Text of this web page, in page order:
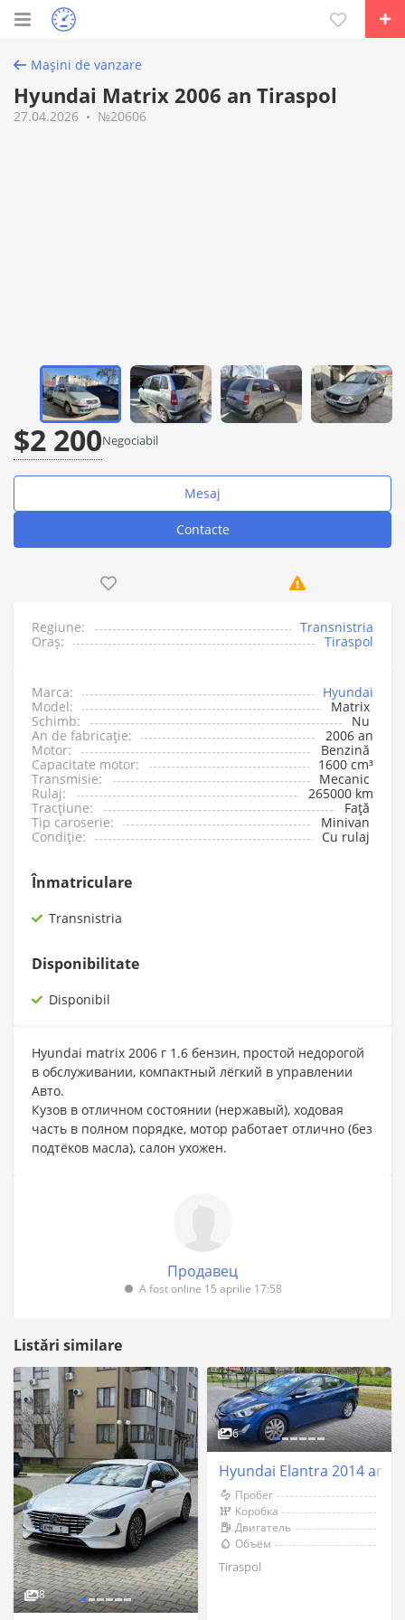
Mașini de vanzare
Hyundai Matrix 2006 an Tiraspol
27.04.2026 №20606
$2 200Negociabil
Mesaj
Contacte
Regiune:
Transnistria
Oraș:
Tiraspol
Marca:
Hyundai
Model:
Matrix
Schimb:
Nu
An de fabricație:
2006 an
Motor:
Benzină
Capacitate motor:
1600 cm³
Transmisie:
Mecanic
Rulaj:
265000 km
Tracțiune:
Față
Tip caroserie:
Minivan
Condiție:
Cu rulaj
Înmatriculare
Transnistria
Disponibilitate
Disponibil
Hyundai matrix 2006 г 1.6 бензин, простой недорогой
в обслуживании, компактный лёгкий в управлении
Авто.
Кузов в отличном состоянии (нержавый), ходовая
часть в полном порядке, мотор работает отлично (без
подтёков масла), салон ухожен.
Продавец
A fost online 15 aprilie 17:58
Listări similare
8
6
Hyundai Elantra 2014 an
Пробег
Коробка
Двигатель
Объём
Tiraspol